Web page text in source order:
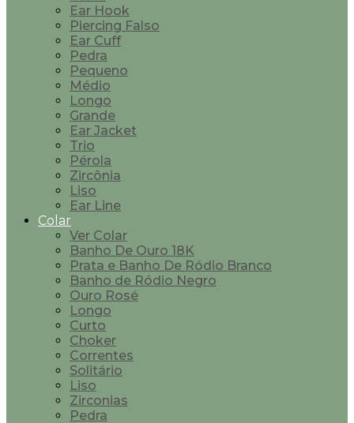
Ear Hook
Piercing Falso
Ear Cuff
Pedra
Pequeno
Médio
Longo
Grande
Ear Jacket
Trio
Pérola
Zircônia
Liso
Ear Line
Colar
Ver Colar
Banho De Ouro 18K
Prata e Banho De Ródio Branco
Banho de Ródio Negro
Ouro Rosé
Longo
Curto
Choker
Correntes
Solitário
Liso
Zirconias
Pedra